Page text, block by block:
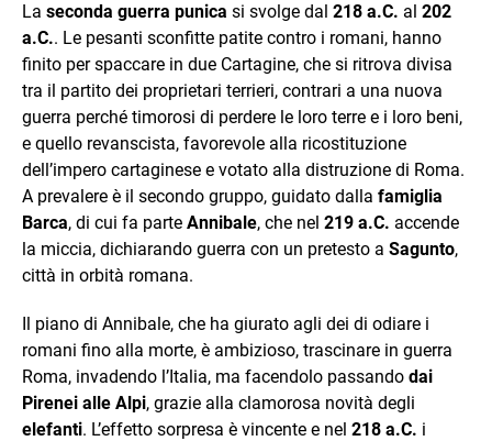
La seconda guerra punica si svolge dal 218 a.C. al 202
a.C.. Le pesanti sconfitte patite contro i romani, hanno
finito per spaccare in due Cartagine, che si ritrova divisa
tra il partito dei proprietari terrieri, contrari a una nuova
guerra perché timorosi di perdere le loro terre e i loro beni,
e quello revanscista, favorevole alla ricostituzione
dell’impero cartaginese e votato alla distruzione di Roma.
A prevalere è il secondo gruppo, guidato dalla famiglia
Barca, di cui fa parte Annibale, che nel 219 a.C. accende
la miccia, dichiarando guerra con un pretesto a Sagunto,
città in orbità romana.
Il piano di Annibale, che ha giurato agli dei di odiare i
romani fino alla morte, è ambizioso, trascinare in guerra
Roma, invadendo l’Italia, ma facendolo passando dai
Pirenei alle Alpi, grazie alla clamorosa novità degli
elefanti. L’effetto sorpresa è vincente e nel 218 a.C. i